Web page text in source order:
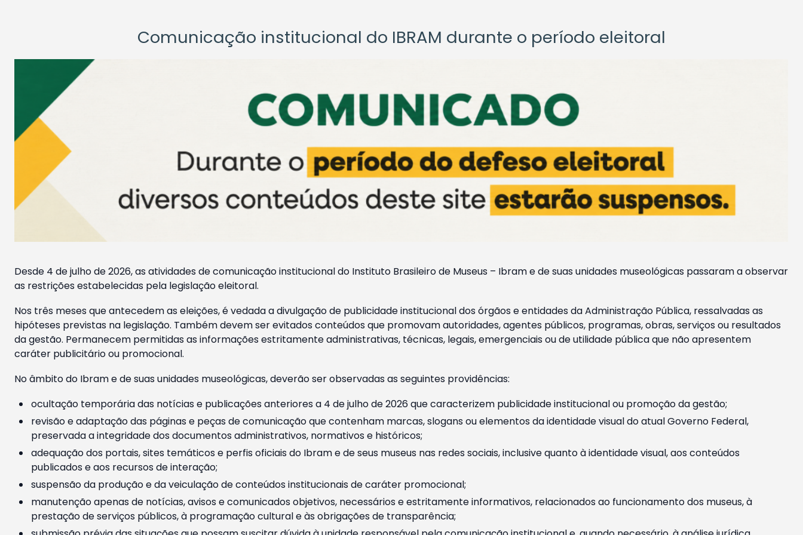
Comunicação institucional do IBRAM durante o período eleitoral
Desde 4 de julho de 2026, as atividades de comunicação institucional do Instituto Brasileiro de Museus – Ibram e de suas unidades museológicas passaram a observar
as restrições estabelecidas pela legislação eleitoral.
Nos três meses que antecedem as eleições, é vedada a divulgação de publicidade institucional dos órgãos e entidades da Administração Pública, ressalvadas as
hipóteses previstas na legislação. Também devem ser evitados conteúdos que promovam autoridades, agentes públicos, programas, obras, serviços ou resultados
da gestão. Permanecem permitidas as informações estritamente administrativas, técnicas, legais, emergenciais ou de utilidade pública que não apresentem
caráter publicitário ou promocional.
No âmbito do Ibram e de suas unidades museológicas, deverão ser observadas as seguintes providências:
ocultação temporária das notícias e publicações anteriores a 4 de julho de 2026 que caracterizem publicidade institucional ou promoção da gestão;
revisão e adaptação das páginas e peças de comunicação que contenham marcas, slogans ou elementos da identidade visual do atual Governo Federal,
preservada a integridade dos documentos administrativos, normativos e históricos;
adequação dos portais, sites temáticos e perfis oficiais do Ibram e de seus museus nas redes sociais, inclusive quanto à identidade visual, aos conteúdos
publicados e aos recursos de interação;
suspensão da produção e da veiculação de conteúdos institucionais de caráter promocional;
manutenção apenas de notícias, avisos e comunicados objetivos, necessários e estritamente informativos, relacionados ao funcionamento dos museus, à
prestação de serviços públicos, à programação cultural e às obrigações de transparência;